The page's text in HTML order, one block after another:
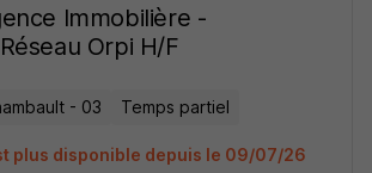
Immobilière -
Orpi H/F
- 03 Temps partiel
plus disponible depuis le 09/07/26